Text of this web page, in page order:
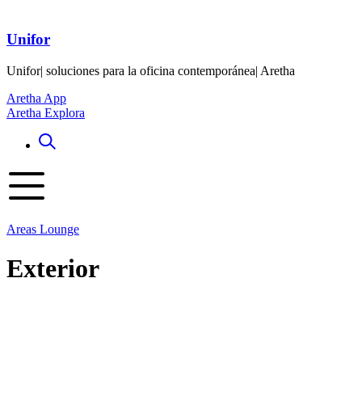
Unifor
Unifor| soluciones para la oficina contemporánea| Aretha
Aretha App
Aretha Explora
Areas Lounge
Exterior